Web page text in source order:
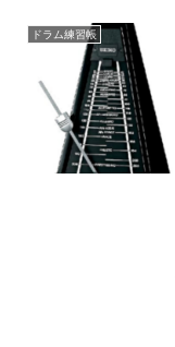
ドラム練習帳